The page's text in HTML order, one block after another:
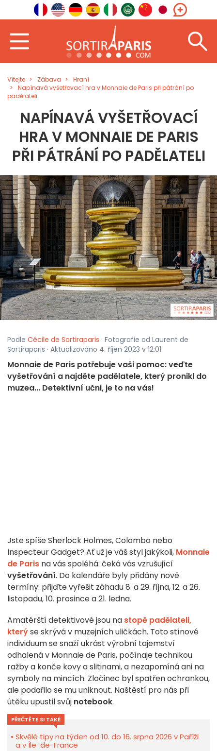
Vítejte Zábava
Hraní
Napínavá vyšetřovací hra v Monnaie de Paris při pátrání po
padělateli
NAPÍNAVÁ VYŠETŘOVACÍ
HRA V MONNAIE DE PARIS
PŘI PÁTRÁNÍ PO PADĚLATELI
Podle Cécile de Sortiraparis · Fotografie od Laurent de
Sortiraparis · Aktualizováno 4. říjen 2023 v 12:01
Monnaie de Paris potřebuje vaši pomoc: veďte
vyšetřování a najděte padělatele, který pronikl do
muzea... Detektivní učni, je to na vás!
Jste spíše Sherlock Holmes, Colombo nebo
Inspecteur Gadget? Ať už je váš styl jakýkoli, Monnaie
de Paris na vás spoléhá: čeká vás vzrušující
vyšetřování. Do kalendáře byly přidány nové
termíny: přijďte vyřešit záhadu 8. a 29. října, 12. a 26.
listopadu, 10. prosince a 21. ledna.
Amatérští detektivové jsou na stopě padělateli,
kterýse skrývá v muzejních uličkách. Toto stínové
individuum se snaží ukrást výrobní tajemství
odhalená v Monnaie de Paris, počínaje technikou
ražby a konče kovy a slitinami, a nezapomíná ani na
symboly na mincích. Zločinec byl spatřen ochrankou,
ale podařilo se mu uniknout. Naštěstí pro nás při
útěku upustil svůj notebook.
PŘEČTĚTE SI TAKÉ
Skvělé tipy na týden od 10. do 16. srpna 2026 v Paříži
a v Île-de-France